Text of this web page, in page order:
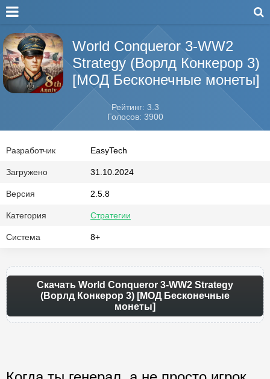
World Conqueror 3-WW2
Strategy (Ворлд Конкерор 3)
[МОД Бесконечные монеты]
Рейтинг: 3.3
Голосов: 3900
Разработчик EasyTech
Загружено 31.10.2024
Версия 2.5.8
Категория Стратегии
Система 8+
Скачать World Conqueror 3-WW2 Strategy
(Ворлд Конкерор 3) [МОД Бесконечные
монеты]